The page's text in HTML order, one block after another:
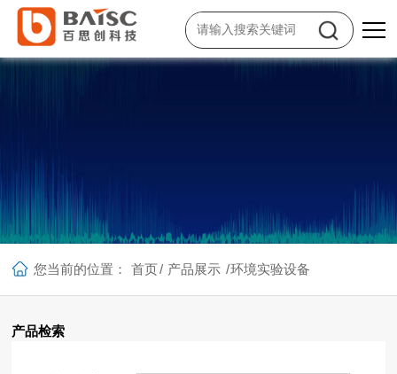
您当前的位置： 首页/ 产品展示 /环境实验设备
产品检索